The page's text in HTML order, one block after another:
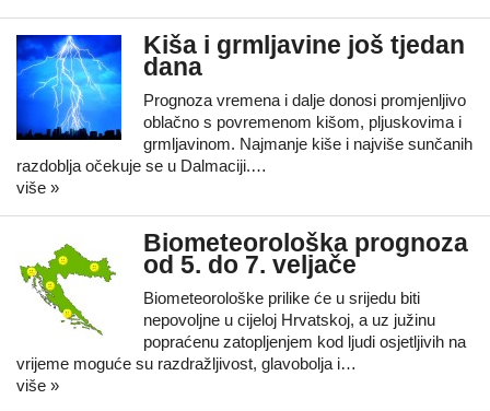
Kiša i grmljavine još tjedan
dana
Prognoza vremena i dalje donosi promjenljivo
oblačno s povremenom kišom, pljuskovima i
grmljavinom. Najmanje kiše i najviše sunčanih
razdoblja očekuje se u Dalmaciji.…
više »
Biometeorološka prognoza
od 5. do 7. veljače
Biometeorološke prilike će u srijedu biti
nepovoljne u cijeloj Hrvatskoj, a uz južinu
popraćenu zatopljenjem kod ljudi osjetljivih na
vrijeme moguće su razdražljivost, glavobolja i…
više »